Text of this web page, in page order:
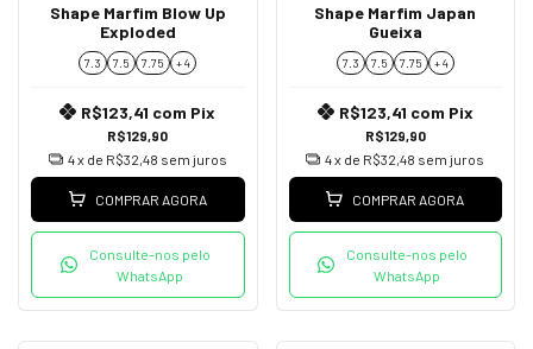
Shape Marfim Blow Up
Exploded
7.3 7.5 7.75 + 4
R$129,90
R$123,41 com Pix
4x de R$32,48 sem juros
COMPRAR AGORA
Consulte-nos pelo
WhatsApp
Shape Marfim Japan
Gueixa
7.3 7.5 7.75 + 4
R$129,90
R$123,41 com Pix
4x de R$32,48 sem juros
COMPRAR AGORA
Consulte-nos pelo
WhatsApp